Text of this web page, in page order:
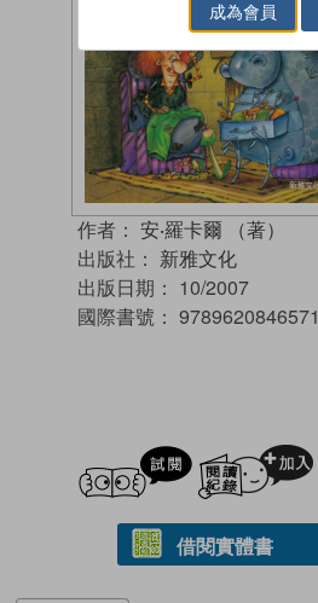
作者： 安‧羅卡爾 （著）
出版社： 新雅文化
出版日期： 10/2007
國際書號： 9789620846571
試閲
借閱實體書
成為會員